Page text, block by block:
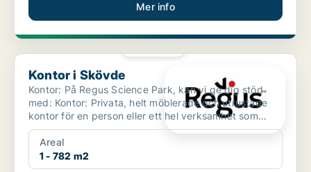
Mer info
Kontor i Skövde
Kontor i Skövde
Kontor: På Regus Science Park, kan vi ge dig stöd
med: Kontor: Privata, helt möblerade och utrustade
kontor för en person eller ett hel verksamhet som
skr...
Areal
1 - 782 m2